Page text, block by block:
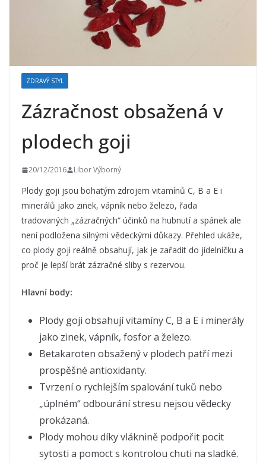
ZDRAVÝ STYL
Zázračnost obsažená v
plodech goji
20/12/2016 Libor Výborný
Plody goji jsou bohatým zdrojem vitamínů C, B a E i
minerálů jako zinek, vápník nebo železo, řada
tradovaných „zázračných“ účinků na hubnutí a spánek ale
není podložena silnými vědeckými důkazy. Přehled ukáže,
co plody goji reálně obsahují, jak je zařadit do jídelníčku a
proč je lepší brát zázračné sliby s rezervou.
Hlavní body:
Plody goji obsahují vitamíny C, B a E i minerály
jako zinek, vápník, fosfor a železo.
Betakaroten obsažený v plodech patří mezi
prospěšné antioxidanty.
Tvrzení o rychlejším spalování tuků nebo
„úplném“ odbourání stresu nejsou vědecky
prokázaná.
Plody mohou díky vláknině podpořit pocit
sytosti a pomoct s kontrolou chuti na sladké.